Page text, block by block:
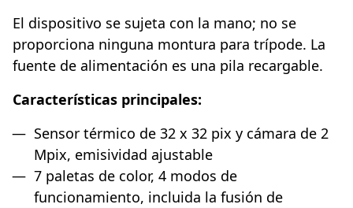
El dispositivo se sujeta con la mano; no se
proporciona ninguna montura para trípode. La
fuente de alimentación es una pila recargable.
Características principales:
Sensor térmico de 32 x 32 pix y cámara de 2
Mpix, emisividad ajustable
7 paletas de color, 4 modos de
funcionamiento, incluida la fusión de